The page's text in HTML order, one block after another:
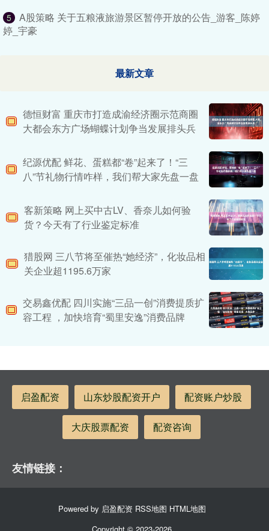
5
A股策略 关于五粮液旅游景区暂停开放的公告_游客_陈婷
婷_宇豪
最新文章
德恒财富 重庆市打造成渝经济圈示范商圈
大都会东方广场蝴蝶计划争当发展排头兵
纪源优配 鲜花、蛋糕都“卷”起来了！“三
八”节礼物行情咋样，我们帮大家先盘一盘
客新策略 网上买中古LV、香奈儿如何验
货？今天有了行业鉴定标准
猎股网 三八节将至催热“她经济”，化妆品相
关企业超1195.6万家
交易鑫优配 四川实施“三品一创”消费提质扩
容工程 ，加快培育“蜀里安逸”消费品牌
启盈配资 山东炒股配资开户 配资账户炒股
大庆股票配资 配资咨询
友情链接：
Powered by 启盈配资 RSS地图 HTML地图